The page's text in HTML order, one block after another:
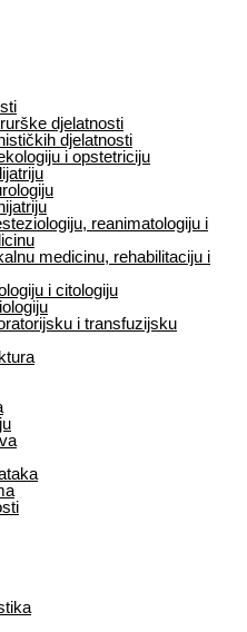
djelatnosti
djelatnosti
i opstetriciju
reanimatologiju i
medicinu, rehabilitaciju i
i citologiju
i transfuzijsku